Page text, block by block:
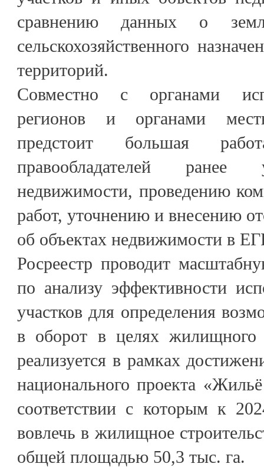
сравнению данных о
сельскохозяйственного
территорий.
Совместно с органами
регионов и органами
предстоит большая
правообладателей ранее
недвижимости, проведению
работ, уточнению и внесению
об объектах недвижимости в
Росреестр проводит
по анализу эффективности
участков для определения
в оборот в целях жилищного
реализуется в рамках
национального проекта
соответствии с которым к
вовлечь в жилищное
общей площадью 50,3 тыс. га.